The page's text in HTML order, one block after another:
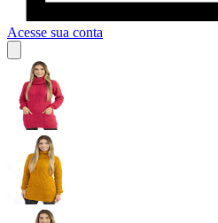
Acesse sua conta